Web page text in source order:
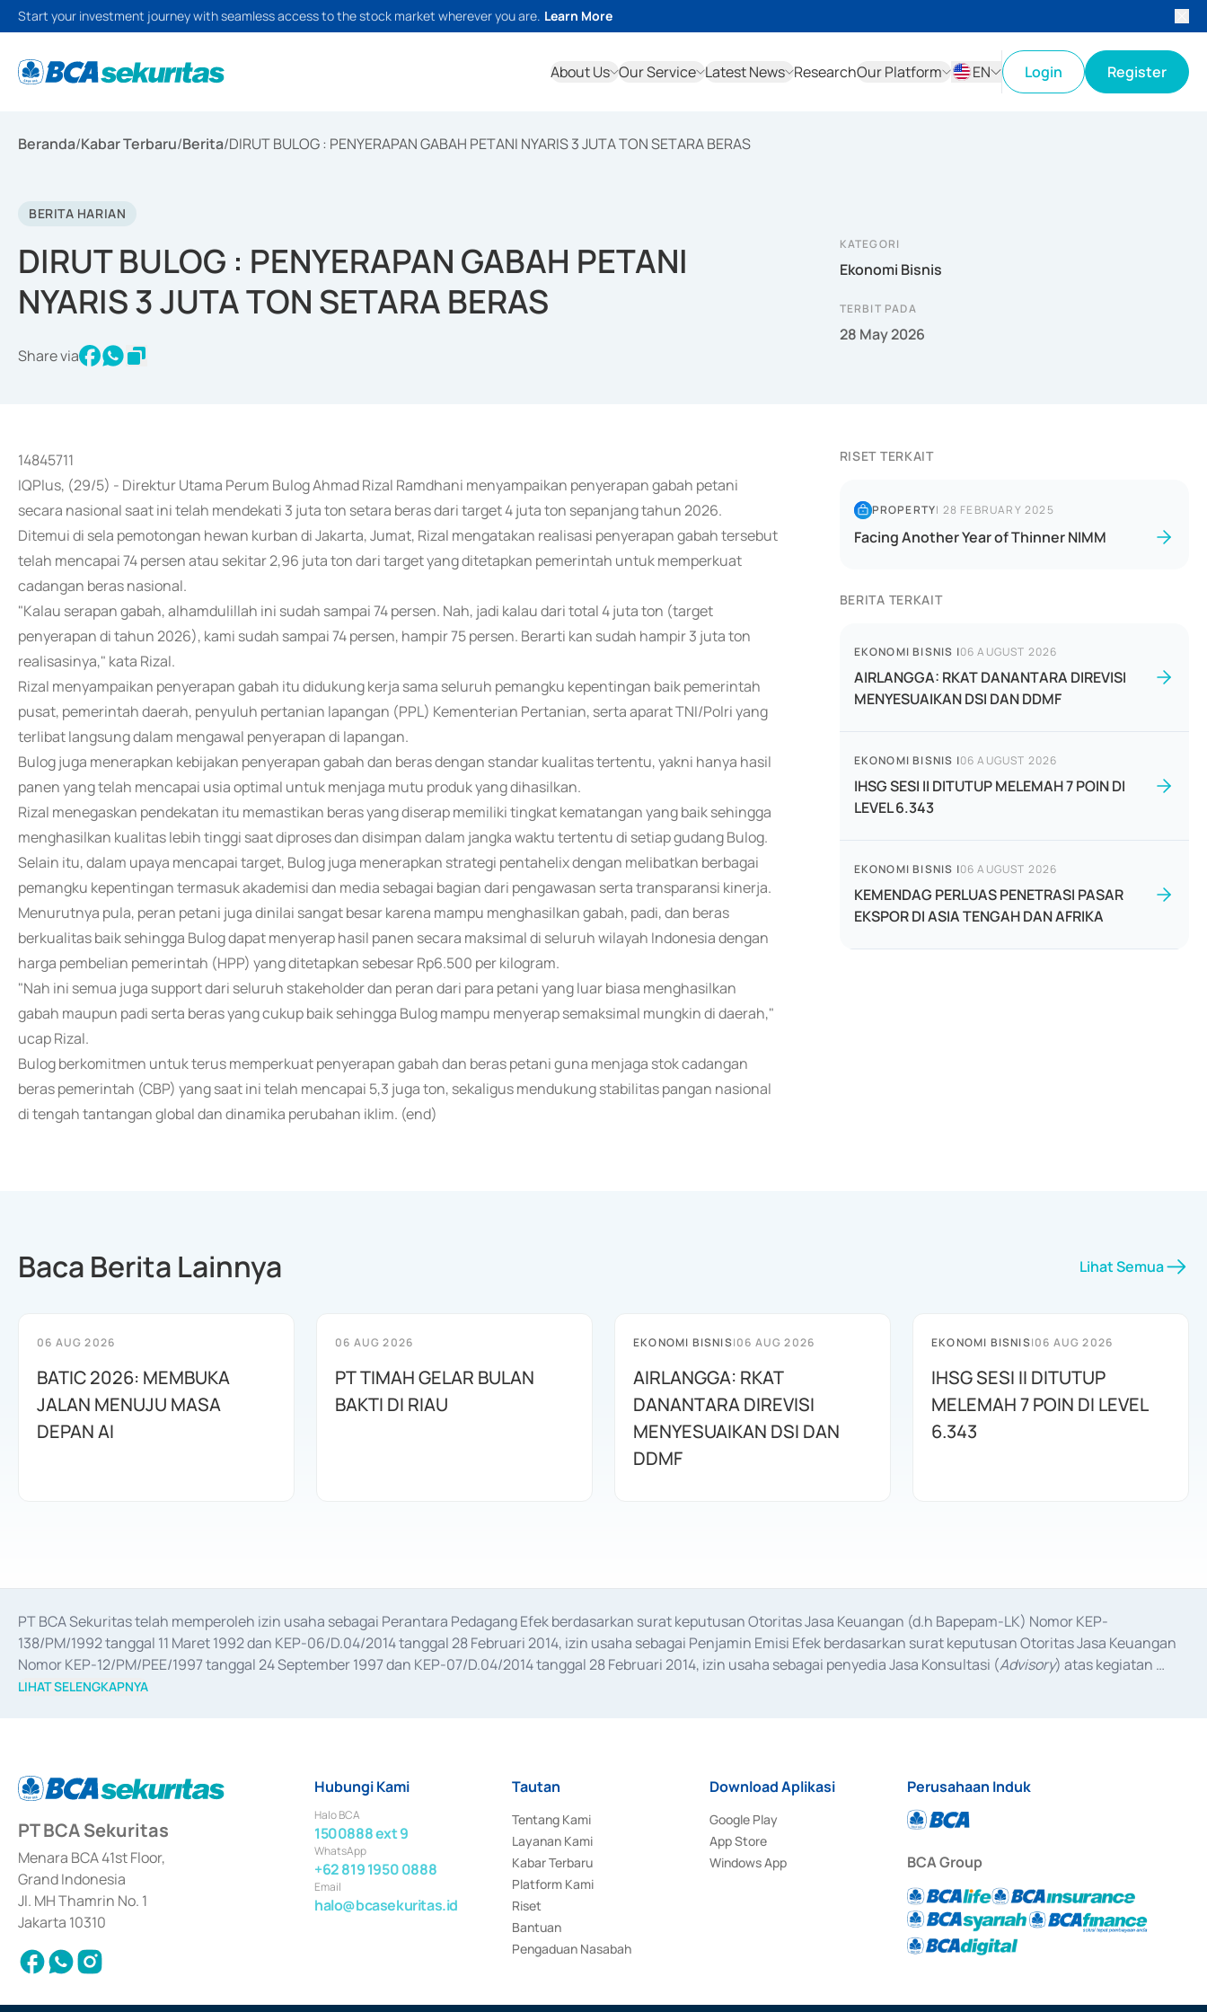
Start your investment journey with seamless access to the stock market wherever you are. Learn More
About Us Our Service Latest News ResearchOur Platform
EN
Login Register
Beranda/Kabar Terbaru/Berita/DIRUT BULOG : PENYERAPAN GABAH PETANI NYARIS 3 JUTA TON SETARA BERAS
BERITA HARIAN
DIRUT BULOG : PENYERAPAN GABAH PETANI
NYARIS 3 JUTA TON SETARA BERAS
Share via
KATEGORI
Ekonomi Bisnis
TERBIT PADA
28 May 2026
14845711
IQPlus, (29/5) - Direktur Utama Perum Bulog Ahmad Rizal Ramdhani menyampaikan penyerapan gabah petani
secara nasional saat ini telah mendekati 3 juta ton setara beras dari target 4 juta ton sepanjang tahun 2026.
Ditemui di sela pemotongan hewan kurban di Jakarta, Jumat, Rizal mengatakan realisasi penyerapan gabah tersebut
telah mencapai 74 persen atau sekitar 2,96 juta ton dari target yang ditetapkan pemerintah untuk memperkuat
cadangan beras nasional.
"Kalau serapan gabah, alhamdulillah ini sudah sampai 74 persen. Nah, jadi kalau dari total 4 juta ton (target
penyerapan di tahun 2026), kami sudah sampai 74 persen, hampir 75 persen. Berarti kan sudah hampir 3 juta ton
realisasinya," kata Rizal.
Rizal menyampaikan penyerapan gabah itu didukung kerja sama seluruh pemangku kepentingan baik pemerintah
pusat, pemerintah daerah, penyuluh pertanian lapangan (PPL) Kementerian Pertanian, serta aparat TNI/Polri yang
terlibat langsung dalam mengawal penyerapan di lapangan.
Bulog juga menerapkan kebijakan penyerapan gabah dan beras dengan standar kualitas tertentu, yakni hanya hasil
panen yang telah mencapai usia optimal untuk menjaga mutu produk yang dihasilkan.
Rizal menegaskan pendekatan itu memastikan beras yang diserap memiliki tingkat kematangan yang baik sehingga
menghasilkan kualitas lebih tinggi saat diproses dan disimpan dalam jangka waktu tertentu di setiap gudang Bulog.
Selain itu, dalam upaya mencapai target, Bulog juga menerapkan strategi pentahelix dengan melibatkan berbagai
pemangku kepentingan termasuk akademisi dan media sebagai bagian dari pengawasan serta transparansi kinerja.
Menurutnya pula, peran petani juga dinilai sangat besar karena mampu menghasilkan gabah, padi, dan beras
berkualitas baik sehingga Bulog dapat menyerap hasil panen secara maksimal di seluruh wilayah Indonesia dengan
harga pembelian pemerintah (HPP) yang ditetapkan sebesar Rp6.500 per kilogram.
"Nah ini semua juga support dari seluruh stakeholder dan peran dari para petani yang luar biasa menghasilkan
gabah maupun padi serta beras yang cukup baik sehingga Bulog mampu menyerap semaksimal mungkin di daerah,"
ucap Rizal.
Bulog berkomitmen untuk terus memperkuat penyerapan gabah dan beras petani guna menjaga stok cadangan
beras pemerintah (CBP) yang saat ini telah mencapai 5,3 juga ton, sekaligus mendukung stabilitas pangan nasional
di tengah tantangan global dan dinamika perubahan iklim. (end)
RISET TERKAIT
PROPERTY| 28 FEBRUARY 2025
Facing Another Year of Thinner NIMM
BERITA TERKAIT
EKONOMI BISNIS |06 AUGUST 2026
AIRLANGGA: RKAT DANANTARA DIREVISI
MENYESUAIKAN DSI DAN DDMF
EKONOMI BISNIS |06 AUGUST 2026
IHSG SESI II DITUTUP MELEMAH 7 POIN DI
LEVEL 6.343
EKONOMI BISNIS |06 AUGUST 2026
KEMENDAG PERLUAS PENETRASI PASAR
EKSPOR DI ASIA TENGAH DAN AFRIKA
Baca Berita Lainnya Lihat Semua
06 AUG 2026
BATIC 2026: MEMBUKA
JALAN MENUJU MASA
DEPAN AI
06 AUG 2026
PT TIMAH GELAR BULAN
BAKTI DI RIAU
EKONOMI BISNIS|06 AUG 2026
AIRLANGGA: RKAT
DANANTARA DIREVISI
MENYESUAIKAN DSI DAN
DDMF
EKONOMI BISNIS|06 AUG 2026
IHSG SESI II DITUTUP
MELEMAH 7 POIN DI LEVEL
6.343
PT BCA Sekuritas telah memperoleh izin usaha sebagai Perantara Pedagang Efek berdasarkan surat keputusan Otoritas Jasa Keuangan (d.h Bapepam-LK) Nomor KEP-
138/PM/1992 tanggal 11 Maret 1992 dan KEP-06/D.04/2014 tanggal 28 Februari 2014, izin usaha sebagai Penjamin Emisi Efek berdasarkan surat keputusan Otoritas Jasa Keuangan
Nomor KEP-12/PM/PEE/1997 tanggal 24 September 1997 dan KEP-07/D.04/2014 tanggal 28 Februari 2014, izin usaha sebagai penyedia Jasa Konsultasi (Advisory) atas kegiatan
merger, akuisisi, divestasi, dan
LIHAT SELENGKAPNYA
PT BCA Sekuritas
Menara BCA 41st Floor,
Grand Indonesia
Jl. MH Thamrin No. 1
Jakarta 10310
Hubungi Kami
Halo BCA
1500888 ext 9
WhatsApp
+62 819 1950 0888
Email
halo@bcasekuritas.id
Tautan
Tentang Kami
Layanan Kami
Kabar Terbaru
Platform Kami
Riset
Bantuan
Pengaduan Nasabah
Download Aplikasi
Google Play
App Store
Windows App
Perusahaan Induk
BCA Group